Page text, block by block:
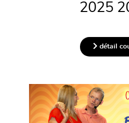
2025
détail